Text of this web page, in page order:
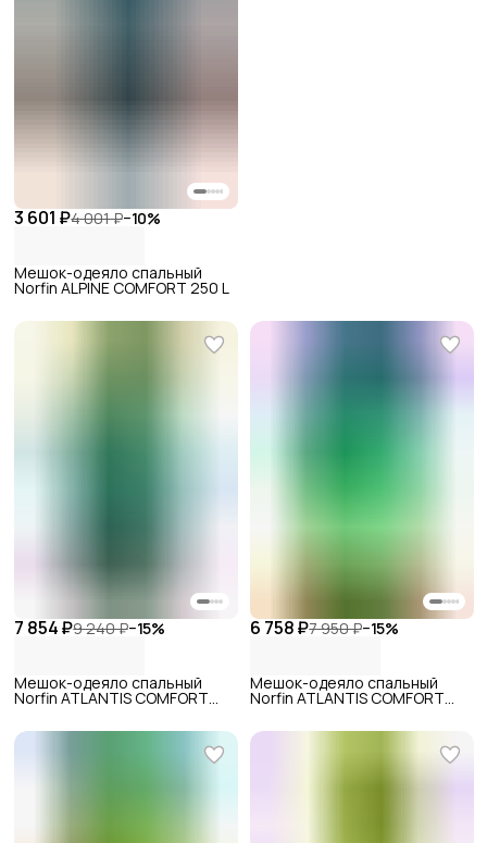
3 601 ₽4 001 ₽−10%
Мешок-одеяло спальный
Norfin ALPINE COMFORT 250 L
7 854 ₽9 240 ₽−15%
Мешок-одеяло спальный
Norfin ATLANTIS COMFORT
6 758 ₽7 950 ₽−15%
Мешок-одеяло спальный
Norfin ATLANTIS COMFORT